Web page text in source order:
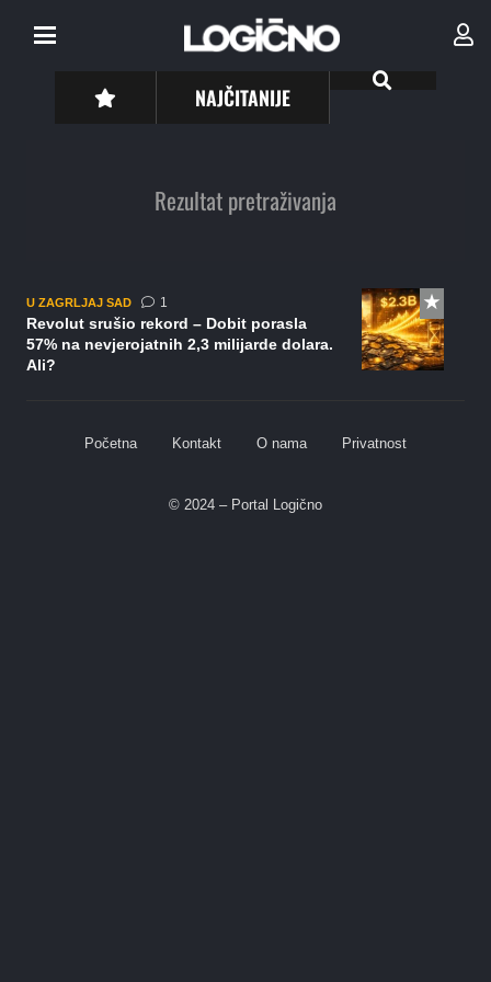
NAJČITANIJE
Rezultat pretraživanja
U ZAGRLJAJ SAD 1
Revolut srušio rekord – Dobit porasla
57% na nevjerojatnih 2,3 milijarde dolara.
Ali?
Početna Kontakt O nama Privatnost
© 2024 – Portal Logično